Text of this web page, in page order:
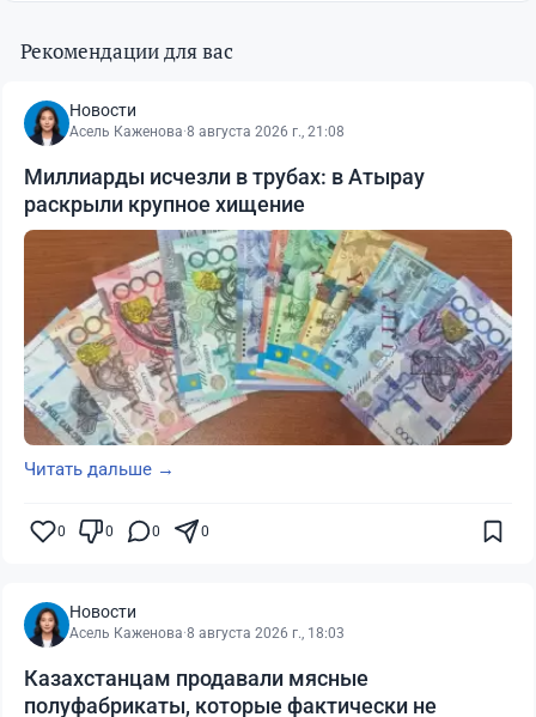
Рекомендации для вас
Новости
Асель Каженова·8 августа 2026 г., 21:08
Миллиарды исчезли в трубах: в Атырау
раскрыли крупное хищение
Читать дальше →
0 0 0 0
Новости
Асель Каженова·8 августа 2026 г., 18:03
Казахстанцам продавали мясные
полуфабрикаты, которые фактически не